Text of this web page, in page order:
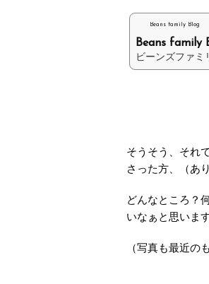
Beans family Blog
Beans family
ビーンズファ
そうそう、それ
さった方、（あ
どんなところ？
いなぁと思います
（写真も最近